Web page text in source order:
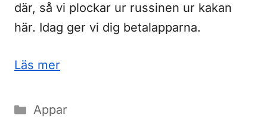
där, så vi plockar ur russinen ur kakan
här. Idag ger vi dig betalapparna.
Läs mer
Kategorier
Appar